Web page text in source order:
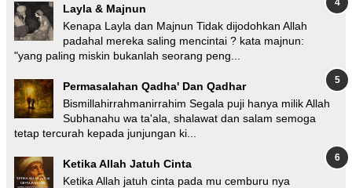
Layla & Majnun
Kenapa Layla dan Majnun Tidak dijodohkan Allah
padahal mereka saling mencintai ? kata majnun:
"yang paling miskin bukanlah seorang peng...
Permasalahan Qadha' Dan Qadhar
Bismillahirrahmanirrahim Segala puji hanya milik Allah
Subhanahu wa ta'ala, shalawat dan salam semoga
tetap tercurah kepada junjungan ki...
Ketika Allah Jatuh Cinta
Ketika Allah jatuh cinta pada mu cemburu nya